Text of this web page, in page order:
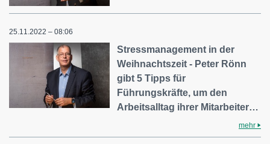
25.11.2022 – 08:06
Stressmanagement in der
Weihnachtszeit - Peter Rönn
gibt 5 Tipps für
Führungskräfte, um den
Arbeitsalltag ihrer Mitarbeiter…
mehr